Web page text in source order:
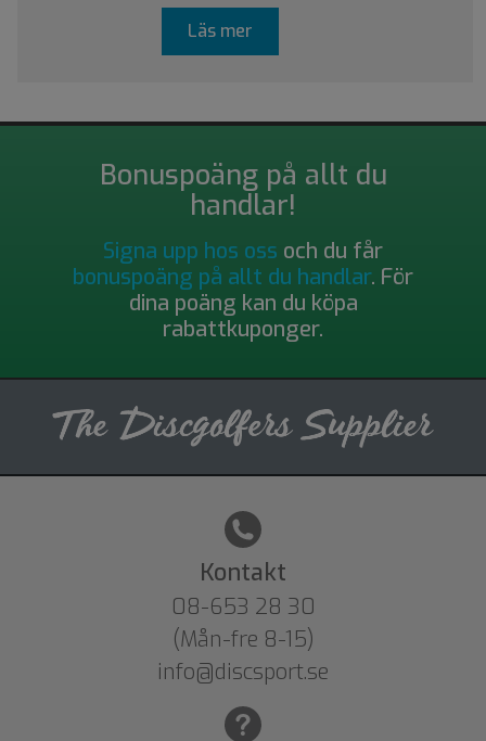
Läs mer
Bonuspoäng på allt du
handlar!
Signa upp hos oss och du får
bonuspoäng på allt du handlar. För
dina poäng kan du köpa
rabattkuponger.
Kontakt
08-653 28 30
(Mån-fre 8-15)
info@discsport.se